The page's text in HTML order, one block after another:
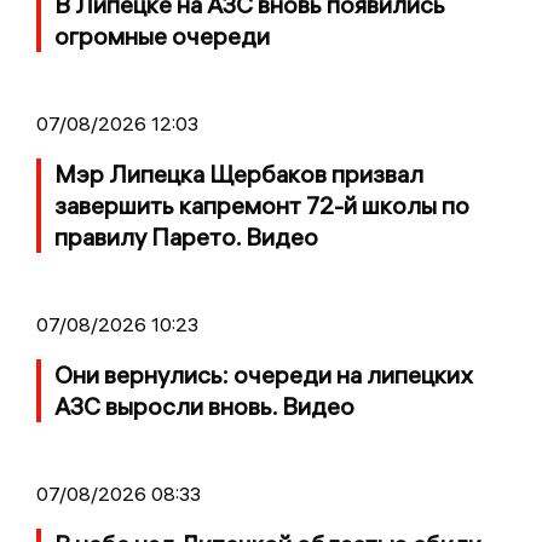
огромные очереди
07/08/2026 12:03
Мэр Липецка Щербаков призвал
завершить капремонт 72-й школы по
правилу Парето. Видео
07/08/2026 10:23
Они вернулись: очереди на липецких
АЗС выросли вновь. Видео
07/08/2026 08:33